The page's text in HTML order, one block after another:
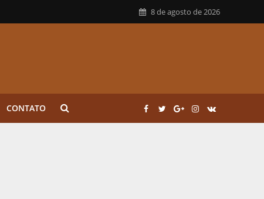
8 de agosto de 2026
CONTATO